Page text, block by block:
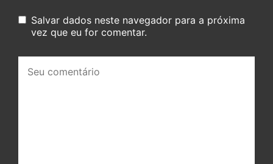
Salvar dados neste navegador para a próxima
vez que eu for comentar.
comentário: